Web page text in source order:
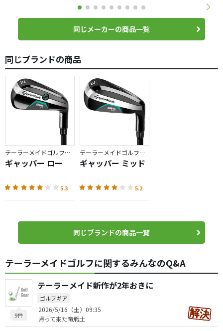
これを手に入れたおまえは150ヤードから180ヤードの悩み
そして、ドライバー探しとアプローチの練習に集中するこ
とができるだろう。
お前はこれを読み終わった後、しばらく他のレビューや
YouTube(あまりいいことを言われてないが気にするな) を
見て悩むかもしれない。
しかし、やがてヤフオクか楽天でこのクラブを手に入れ
る。
その後、ラウンドを重ねた後のある日、最終ホールの残り
180ヤードをピタッとこのクラブで寄せてバーディーをとっ
て、念願の78、9のベストスコアーを出す。
それからまたしばらくして、お前は俺と一人ゴルフの早朝
お前はふと俺のキャディーバッグの中にグリーンのヘッド
カバーを見つけニヤリと笑って俺に言う。「10代のトキメ
同じメーカーの商品一覧
同じブランドの商品
テーラーメイドゴルフ／GAPR
ギャッパー ロー
5.3
テーラーメイドゴルフ／GAPR
ギャッパー ミッド
5.2
同じブランドの商品一覧
テーラーメイドゴルフに関するみんなのQ&A
9件
テーラーメイド新作が2年おきに
ゴルフギア
2026/5/16（土）09:35
帰って来た竜戦士